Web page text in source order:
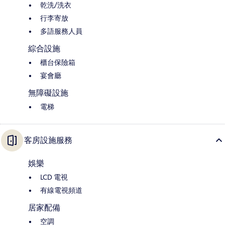
乾洗/洗衣
行李寄放
多語服務人員
綜合設施
櫃台保險箱
宴會廳
無障礙設施
電梯
客房設施服務
娛樂
LCD 電視
有線電視頻道
居家配備
空調